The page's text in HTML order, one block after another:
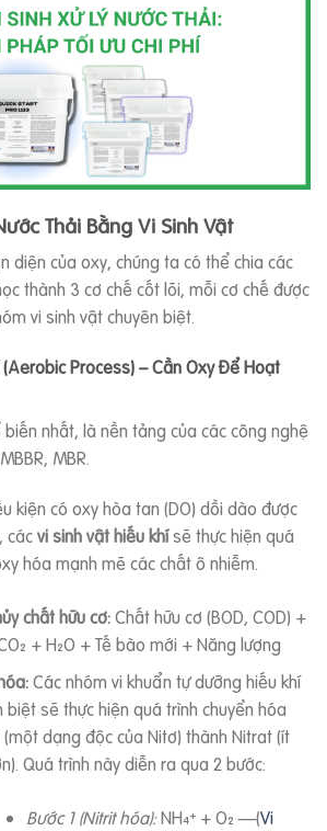
Thải Bằng Vi Sinh Vật
diện của oxy, chúng ta có thể chia các
thành 3 cơ chế cốt lõi, mỗi cơ chế được
vi sinh vật chuyên biệt.
(Aerobic Process) – Cần Oxy Để Hoạt
nhất, là nền tảng của các công nghệ
MBR.
kiện có oxy hòa tan (DO) dồi dào được
cácvi sinh vật hiếu khísẽ thực hiện quá
hóa mạnh mẽ các chất ô nhiễm.
chất hữu cơ:Chất hữu cơ (BOD, COD) +
+ H₂O + Tế bào mới + Năng lượng
Các nhóm vi khuẩn tự dưỡng hiếu khí
biệt sẽ thực hiện quá trình chuyển hóa
dạng độc của Nitơ) thành Nitrat (ít
Quá trình này diễn ra qua 2 bước:
Bước 1 (Nitrit hóa):NH₄⁺ + O₂ —(Vi